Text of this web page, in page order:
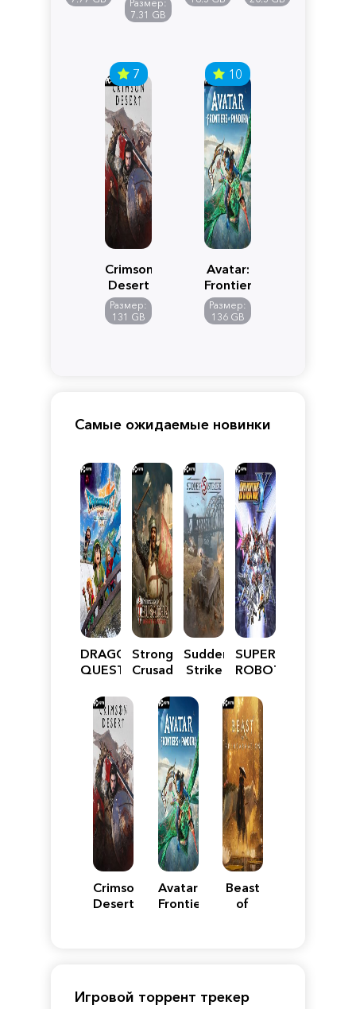
Edition
Размер:
7.31 GB
7
Crimson
Desert
Размер:
131 GB
10
Avatar:
Frontiers
of
Pandora
Размер:
136 GB
Самые ожидаемые новинки
DRAGON
QUEST
Reimagined
Stronghold
Crusader:
Edition
Sudden
Strike
SUPER
ROBOT
Y
Crimson
Desert
Avatar:
Frontiers
Beast
of
Игровой торрент трекер